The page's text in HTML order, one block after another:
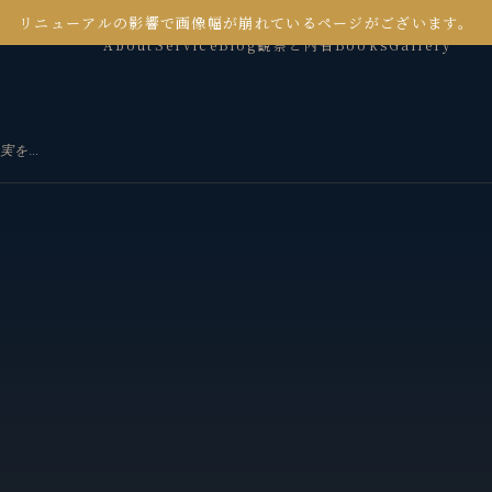
リニューアルの影響で画像幅が崩れているページがございます。
AboutServiceBlog観察と内省BooksGallery
を観る3つの視点